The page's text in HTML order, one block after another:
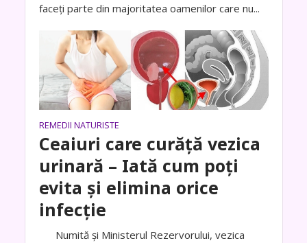
faceți parte din majoritatea oamenilor care nu...
REMEDII NATURISTE
Ceaiuri care curăță vezica
urinară – Iată cum poți
evita și elimina orice
infecție
Numită și Ministerul Rezervorului, vezica